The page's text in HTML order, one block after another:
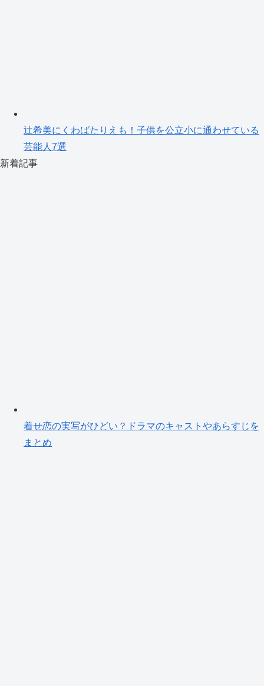
辻希美にくわばたりえも！子供を公立小に通わせている
芸能人7選
新着記事
着せ恋の実写がひどい？ドラマのキャストやあらすじを
まとめ